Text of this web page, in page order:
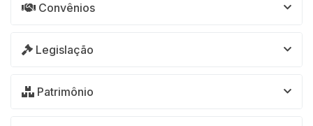
Convênios
Legislação
Patrimônio